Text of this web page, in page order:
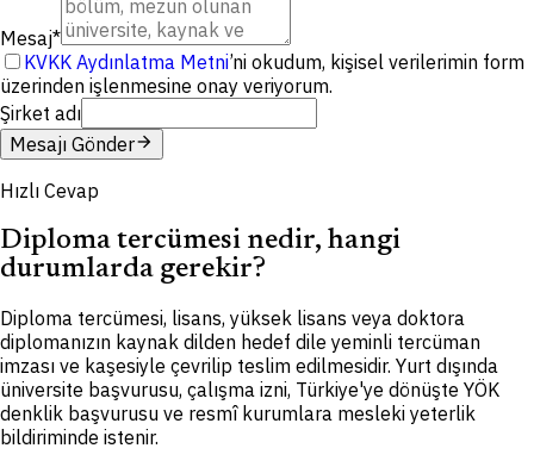
Mesaj*
KVKK Aydınlatma Metni’ni okudum, kişisel verilerimin form
üzerinden işlenmesine onay veriyorum.
Şirket adı
Mesajı Gönderarrow_forward
Hızlı Cevap
Diploma tercümesi nedir, hangi
durumlarda gerekir?
Diploma tercümesi, lisans, yüksek lisans veya doktora
diplomanızın kaynak dilden hedef dile yeminli tercüman
imzası ve kaşesiyle çevrilip teslim edilmesidir. Yurt dışında
üniversite başvurusu, çalışma izni, Türkiye'ye dönüşte YÖK
denklik başvurusu ve resmî kurumlara mesleki yeterlik
bildiriminde istenir.